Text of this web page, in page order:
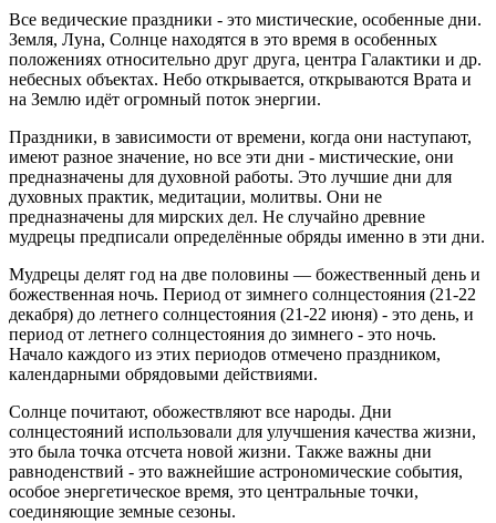
Все ведические праздники - это мистические, особенные дни.
Земля, Луна, Солнце находятся в это время в особенных
положениях относительно друг друга, центра Галактики и др.
небесных объектах. Небо открывается, открываются Врата и
на Землю идёт огромный поток энергии.
Праздники, в зависимости от времени, когда они наступают,
имеют разное значение, но все эти дни - мистические, они
предназначены для духовной работы. Это лучшие дни для
духовных практик, медитации, молитвы. Они не
предназначены для мирских дел. Не случайно древние
мудрецы предписали определённые обряды именно в эти дни.
Мудрецы делят год на две половины — божественный день и
божественная ночь. Период от зимнего солнцестояния (21-22
декабря) до летнего солнцестояния (21-22 июня) - это день, и
период от летнего солнцестояния до зимнего - это ночь.
Начало каждого из этих периодов отмечено праздником,
календарными обрядовыми действиями.
Солнце почитают, обожествляют все народы. Дни
солнцестояний использовали для улучшения качества жизни,
это была точка отсчета новой жизни. Также важны дни
равноденствий - это важнейшие астрономические события,
особое энергетическое время, это центральные точки,
соединяющие земные сезоны.